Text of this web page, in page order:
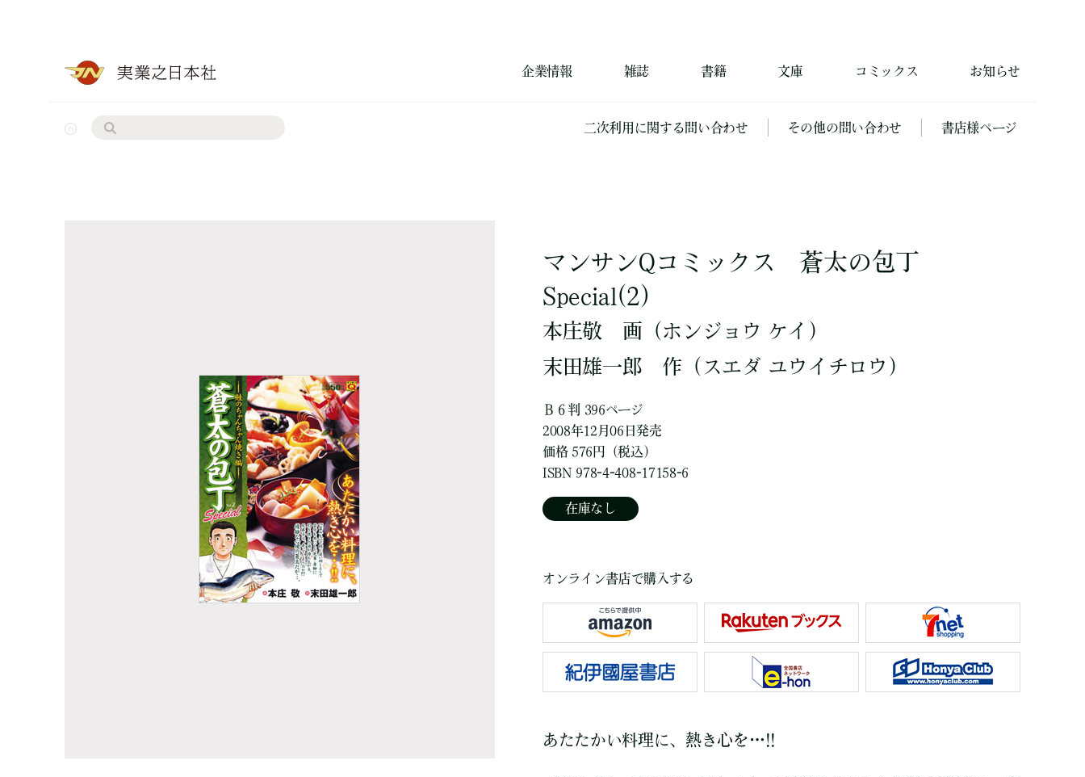
企業情報 雑誌 書籍 文庫 コミックス お知らせ
二次利用に関する問い合わせ その他の問い合わせ 書店様ページ
マンサンQコミックス 蒼太の包丁
Special(2)
本庄敬 画 （ホンジョウ ケイ）
末田雄一郎
作 （スエダ ユウイチロウ）
Ｂ６判 396ページ
2008年12月06日発売
価格 576円（税込）
ISBN 978-4-408-17158-6
在庫なし
オンライン書店で購入する
あたたかい料理に、熱き心を…!!